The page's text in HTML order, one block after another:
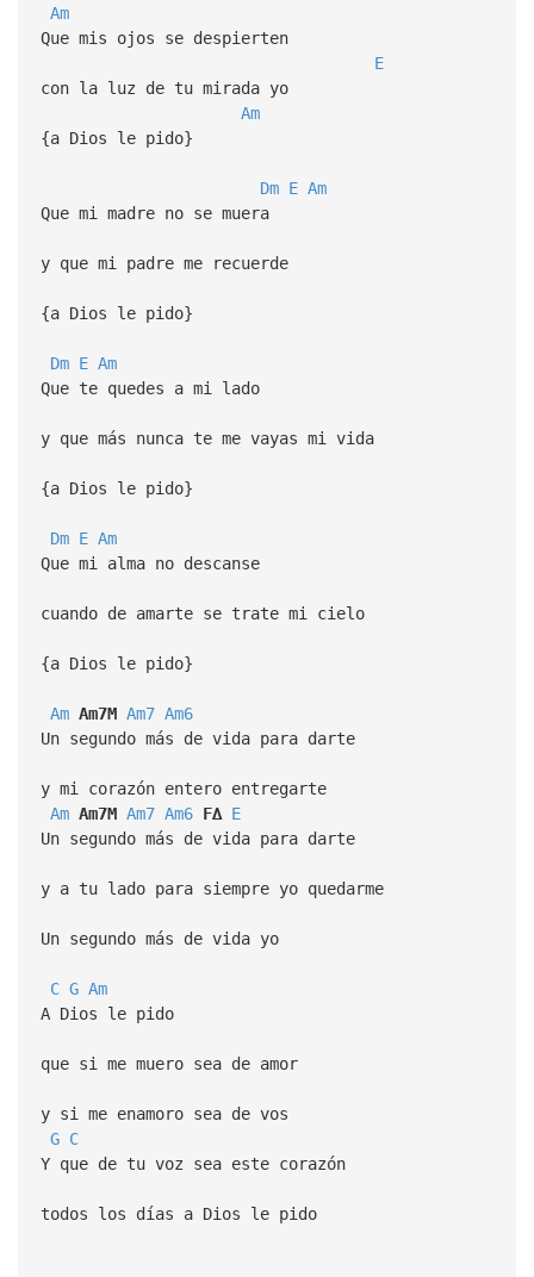
Am
Que mis ojos se despierten
E
con la luz de tu mirada yo
Am
{a Dios le pido}
Dm E Am
Que mi madre no se muera
y que mi padre me recuerde
{a Dios le pido}
Dm E Am
Que te quedes a mi lado
y que más nunca te me vayas mi vida
{a Dios le pido}
Dm E Am
Que mi alma no descanse
cuando de amarte se trate mi cielo
{a Dios le pido}
Am Am7M Am7 Am6
Un segundo más de vida para darte
y mi corazón entero entregarte
Am Am7M Am7 Am6 F∆ E
Un segundo más de vida para darte
y a tu lado para siempre yo quedarme
Un segundo más de vida yo
C G Am
A Dios le pido
que si me muero sea de amor
y si me enamoro sea de vos
G C
Y que de tu voz sea este corazón
todos los días a Dios le pido